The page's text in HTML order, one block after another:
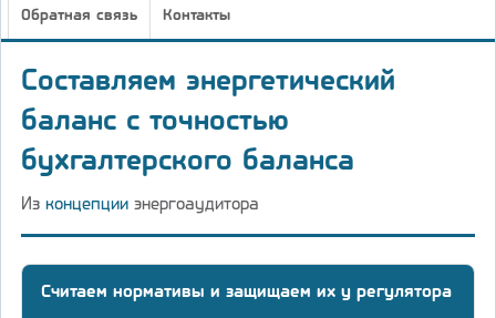
Обратная связь Контакты
Составляем энергетический
баланс с точностью
бухгалтерского баланса
Из концепции энергоаудитора
Считаем нормативы и защищаем их у регулятора